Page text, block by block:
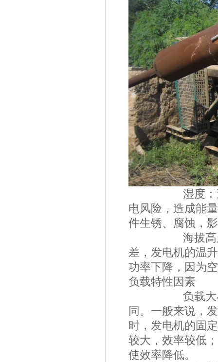
湿度：过高的
电风险，造成能
件生锈、腐蚀，
海拔高度：随
差，发电机的温
功率下降，因为
负载特性因素
负载大
同。一般来说，
时，发电机的固
较大，效率较低
使效率降低。